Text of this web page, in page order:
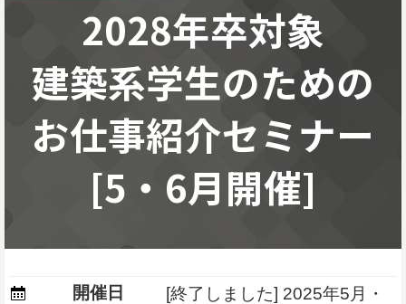
2028年卒対象
建築系学生のための
お仕事紹介セミナー
[5・6月開催]
開催日 [終了しました] 2025年5月・